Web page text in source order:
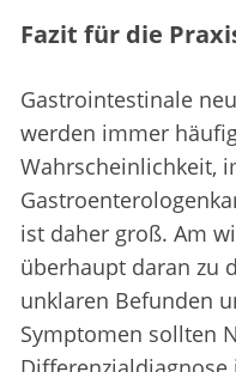
Fazit für die
Gastrointestinale
werden immer
Wahrscheinlichkeit,
ist daher groß. Am
überhaupt daran zu
unklaren Befunden
Symptomen sollten